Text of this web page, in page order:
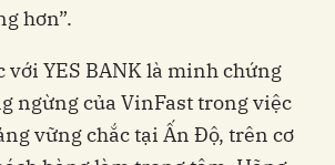
hơn”.
với YES BANK là minh chứng
ngừng của VinFast trong việc
vững chắc tại Ấn Độ, trên cơ